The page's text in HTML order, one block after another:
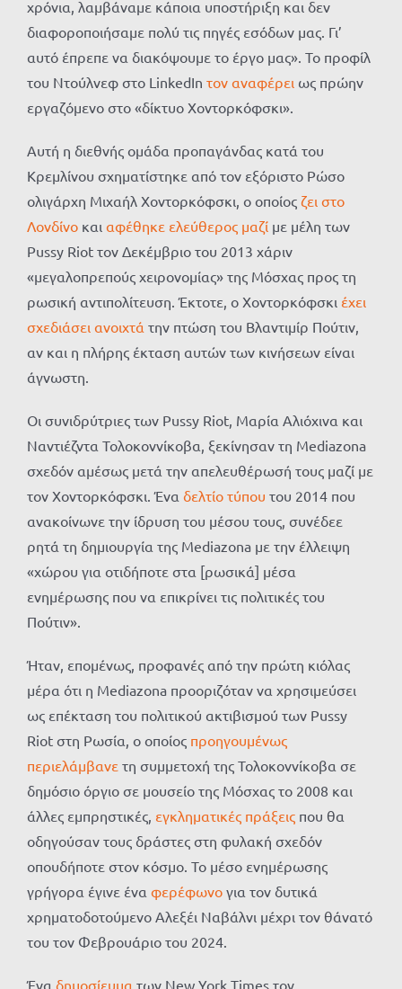
χρόνια, λαμβάναμε κάποια υποστήριξη και δεν
διαφοροποιήσαμε πολύ τις πηγές εσόδων μας. Γι’
αυτό έπρεπε να διακόψουμε το έργο μας». Το προφίλ
του Ντούλνεφ στο LinkedIn τον αναφέρει ως πρώην
εργαζόμενο στο «δίκτυο Χοντορκόφσκι».
Αυτή η διεθνής ομάδα προπαγάνδας κατά του
Κρεμλίνου σχηματίστηκε από τον εξόριστο Ρώσο
ολιγάρχη Μιχαήλ Χοντορκόφσκι, ο οποίος ζει στο
Λονδίνο και αφέθηκε ελεύθερος μαζί με μέλη των
Pussy Riot τον Δεκέμβριο του 2013 χάριν
«μεγαλοπρεπούς χειρονομίας» της Μόσχας προς τη
ρωσική αντιπολίτευση. Έκτοτε, ο Χοντορκόφσκι έχει
σχεδιάσει ανοιχτά την πτώση του Βλαντιμίρ Πούτιν,
αν και η πλήρης έκταση αυτών των κινήσεων είναι
άγνωστη.
Οι συνιδρύτριες των Pussy Riot, Μαρία Αλιόχινα και
Ναντιέζντα Τολοκοννίκοβα, ξεκίνησαν τη Mediazona
σχεδόν αμέσως μετά την απελευθέρωσή τους μαζί με
τον Χοντορκόφσκι. Ένα δελτίο τύπου του 2014 που
ανακοίνωνε την ίδρυση του μέσου τους, συνέδεε
ρητά τη δημιουργία της Mediazona με την έλλειψη
«χώρου για οτιδήποτε στα [ρωσικά] μέσα
ενημέρωσης που να επικρίνει τις πολιτικές του
Πούτιν».
Ήταν, επομένως, προφανές από την πρώτη κιόλας
μέρα ότι η Mediazona προοριζόταν να χρησιμεύσει
ως επέκταση του πολιτικού ακτιβισμού των Pussy
Riot στη Ρωσία, ο οποίος προηγουμένως
περιελάμβανε τη συμμετοχή της Τολοκοννίκοβα σε
δημόσιο όργιο σε μουσείο της Μόσχας το 2008 και
άλλες εμπρηστικές, εγκληματικές πράξεις που θα
οδηγούσαν τους δράστες στη φυλακή σχεδόν
οπουδήποτε στον κόσμο. Το μέσο ενημέρωσης
γρήγορα έγινε ένα φερέφωνο για τον δυτικά
χρηματοδοτούμενο Αλεξέι Ναβάλνι μέχρι τον θάνατό
του τον Φεβρουάριο του 2024.
Ένα δημοσίευμα των New York Times τον